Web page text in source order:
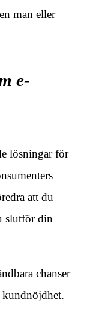
man eller
e-
lösningar för
att du
slutför din
chanser